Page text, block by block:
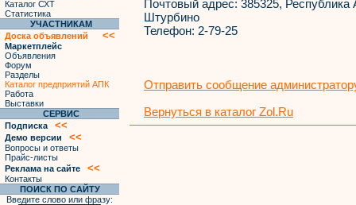
Каталог СХТ
Статистика
УЧАСТНИКАМ
Доска объявлений
<<
Маркетплейс
Объявления
Форум
Разделы
Каталог предприятий АПК
Работа
Выставки
СЕРВИС
Подписка
<<
Демо версии <<
Вопросы и ответы
Прайс-листы
Реклама на сайте
<<
Контакты
ПОИСК ПО САЙТУ
Введите слово или фразу:
Почтовый адрес: 385325, Республика
Штурбино
Телефон: 2-79-25
Отправить сообщение
Вернуться в каталог Zol.Ru